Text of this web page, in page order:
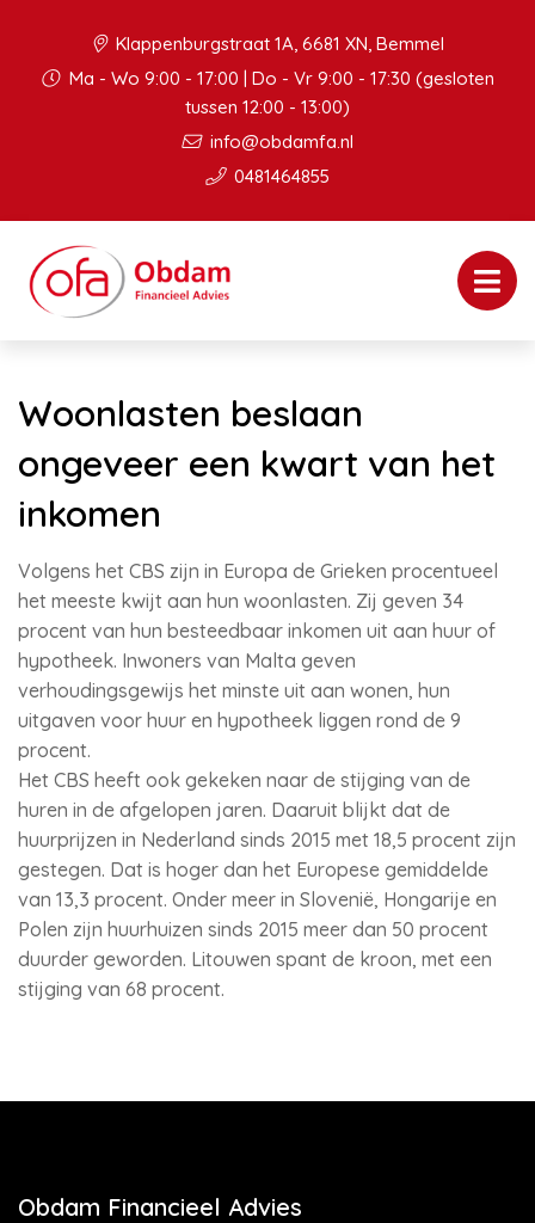
Klappenburgstraat 1A, 6681 XN, Bemmel
Ma - Wo 9:00 - 17:00 | Do - Vr 9:00 - 17:30 (gesloten
tussen 12:00 - 13:00)
info@obdamfa.nl
0481464855
Woonlasten beslaan
ongeveer een kwart van het
inkomen
Volgens het CBS zijn in Europa de Grieken procentueel
het meeste kwijt aan hun woonlasten. Zij geven 34
procent van hun besteedbaar inkomen uit aan huur of
hypotheek. Inwoners van Malta geven
verhoudingsgewijs het minste uit aan wonen, hun
uitgaven voor huur en hypotheek liggen rond de 9
procent.
Het CBS heeft ook gekeken naar de stijging van de
huren in de afgelopen jaren. Daaruit blijkt dat de
huurprijzen in Nederland sinds 2015 met 18,5 procent zijn
gestegen. Dat is hoger dan het Europese gemiddelde
van 13,3 procent. Onder meer in Slovenië, Hongarije en
Polen zijn huurhuizen sinds 2015 meer dan 50 procent
duurder geworden. Litouwen spant de kroon, met een
stijging van 68 procent.
Obdam Financieel Advies